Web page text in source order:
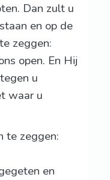
Dan zult u
en op de
zeggen:
open. En Hij
u
waar u
te zeggen:
en